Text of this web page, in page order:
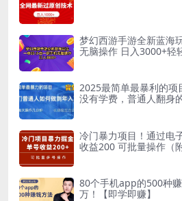
梦幻西游手游全新蓝海
无脑操作 日入3000+轻
2025最简单最暴利的项
没有学费，普通人翻身
冷门暴力项目！通过电
收益200 可批量操作（
80个手机app的500种
万！【即学即赚】